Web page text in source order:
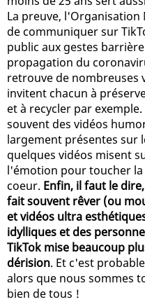
La preuve, l'Organisation
de communiquer sur
public aux gestes
propagation du
retrouve de nombreuses
invitent chacun à
et à recycler par
souvent des vidéos
largement présentes sur
quelques vidéos misent
l'émotion pour toucher
coeur. Enfin, il faut le
fait souvent rêver (ou
et vidéos ultra
idylliques et des
TikTok mise beaucoup
dérision. Et c'est
alors que nous sommes
bien de tous !